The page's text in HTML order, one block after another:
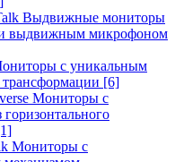
Выдвижные мониторы
выдвижным микрофоном
с уникальным
[6]
Мониторы с
Мониторы с